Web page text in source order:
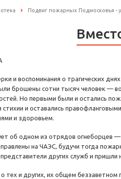
Подвиг пожарных Подмосковья -
и воспоминания о трагических
брошены сотни тысяч человек —
Но первыми были и остались
и оставались
и здоровьем.
об одном из отрядов
на ЧАЭС, будучи тогда
других служб и
о тех и других, их общем